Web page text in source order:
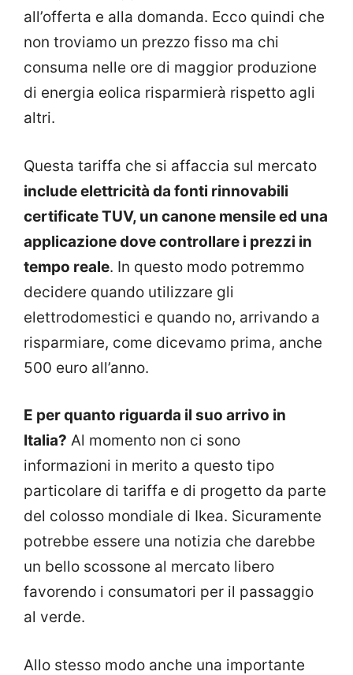
all’offerta e alla domanda. Ecco quindi che
non troviamo un prezzo fisso ma chi
consuma nelle ore di maggior produzione
di energia eolica risparmierà rispetto agli
altri.
Questa tariffa che si affaccia sul mercato
include elettricità da fonti rinnovabili
certificate TUV, un canone mensile ed una
applicazione dove controllare i prezzi in
tempo reale. In questo modo potremmo
decidere quando utilizzare gli
elettrodomestici e quando no, arrivando a
risparmiare, come dicevamo prima, anche
500 euro all’anno.
E per quanto riguarda il suo arrivo in
Italia? Al momento non ci sono
informazioni in merito a questo tipo
particolare di tariffa e di progetto da parte
del colosso mondiale di Ikea. Sicuramente
potrebbe essere una notizia che darebbe
un bello scossone al mercato libero
favorendo i consumatori per il passaggio
al verde.
Allo stesso modo anche una importante